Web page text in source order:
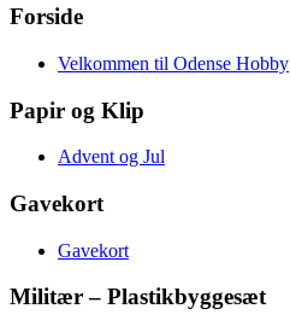
Forside
Velkommen til Odense Hobby
Papir og Klip
Advent og Jul
Gavekort
Gavekort
Militær – Plastikbyggesæt